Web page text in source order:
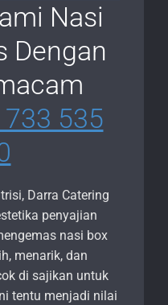
Nasi
Dengan
535
Darra Catering
penyajian
nasi box
menarik, dan
di sajikan untuk
tentu menjadi nilai